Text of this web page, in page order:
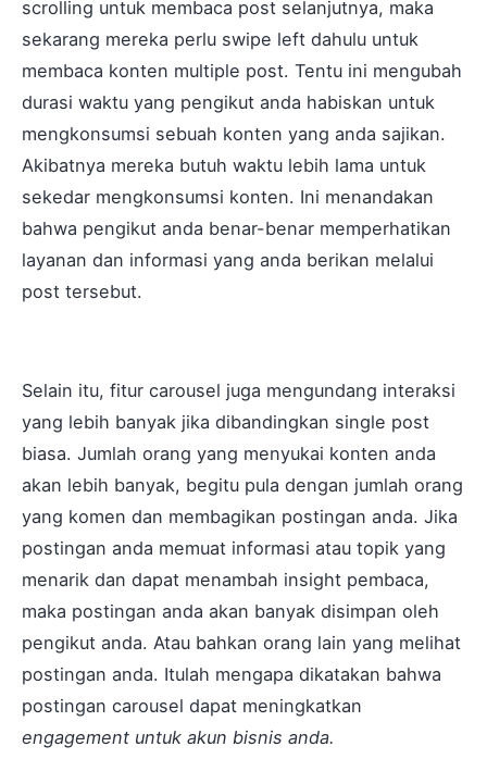
scrolling untuk membaca post selanjutnya, maka
sekarang mereka perlu swipe left dahulu untuk
membaca konten multiple post. Tentu ini mengubah
durasi waktu yang pengikut anda habiskan untuk
mengkonsumsi sebuah konten yang anda sajikan.
Akibatnya mereka butuh waktu lebih lama untuk
sekedar mengkonsumsi konten. Ini menandakan
bahwa pengikut anda benar-benar memperhatikan
layanan dan informasi yang anda berikan melalui
post tersebut.
Selain itu, fitur carousel juga mengundang interaksi
yang lebih banyak jika dibandingkan single post
biasa. Jumlah orang yang menyukai konten anda
akan lebih banyak, begitu pula dengan jumlah orang
yang komen dan membagikan postingan anda. Jika
postingan anda memuat informasi atau topik yang
menarik dan dapat menambah insight pembaca,
maka postingan anda akan banyak disimpan oleh
pengikut anda. Atau bahkan orang lain yang melihat
postingan anda. Itulah mengapa dikatakan bahwa
postingan carousel dapat meningkatkan
engagement untuk akun bisnis anda.